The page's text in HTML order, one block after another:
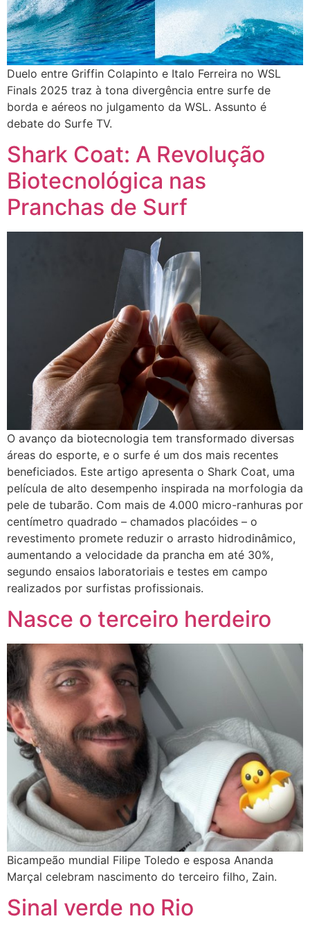
Duelo entre Griffin Colapinto e Italo Ferreira no WSL
Finals 2025 traz à tona divergência entre surfe de
borda e aéreos no julgamento da WSL. Assunto é
debate do Surfe TV.
Shark Coat: A Revolução
Biotecnológica nas
Pranchas de Surf
O avanço da biotecnologia tem transformado diversas
áreas do esporte, e o surfe é um dos mais recentes
beneficiados. Este artigo apresenta o Shark Coat, uma
película de alto desempenho inspirada na morfologia da
pele de tubarão. Com mais de 4.000 micro-ranhuras por
centímetro quadrado – chamados placóides – o
revestimento promete reduzir o arrasto hidrodinâmico,
aumentando a velocidade da prancha em até 30%,
segundo ensaios laboratoriais e testes em campo
realizados por surfistas profissionais.
Nasce o terceiro herdeiro
Bicampeão mundial Filipe Toledo e esposa Ananda
Marçal celebram nascimento do terceiro filho, Zain.
Sinal verde no Rio